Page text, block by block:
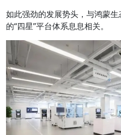
如此强劲的发展势头，与鸿蒙
的“四星”平台体系息息相关。